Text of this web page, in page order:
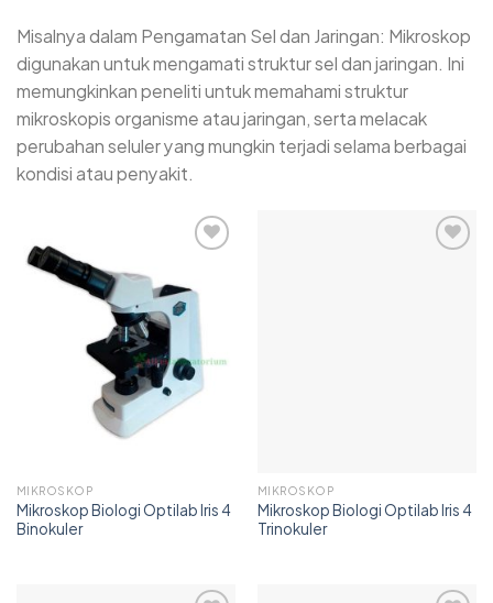
Misalnya dalam Pengamatan Sel dan Jaringan: Mikroskop
digunakan untuk mengamati struktur sel dan jaringan. Ini
memungkinkan peneliti untuk memahami struktur
mikroskopis organisme atau jaringan, serta melacak
perubahan seluler yang mungkin terjadi selama berbagai
kondisi atau penyakit.
Add to
wishlist
MIKROSKOP
Mikroskop Biologi Optilab Iris 4
Binokuler
MIKROSKOP
Mikroskop Biologi Optilab Iris 4
Trinokuler